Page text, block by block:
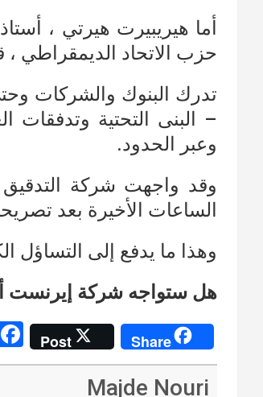
أما هيريبيرت هيرتي ،
حزب الاتحاد الديمقراطي ،
تدرك البنوك والشركات
– البنى التحتية وتدفقات
وعبر الحدود.
وقد واجهت شركة
الساعات الأخيرة بعد
وهذا ما يدفع إلى التساؤل
هل ستواجه شركة إيرنست
Share
Post
Majde Nouri